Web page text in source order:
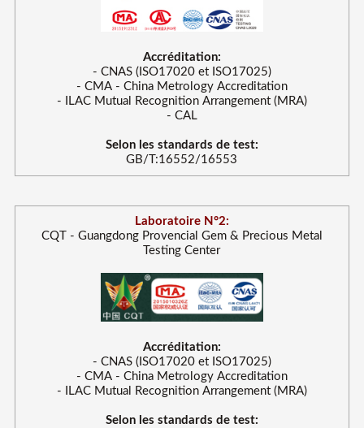
Accréditation:
- CNAS (ISO17020 et ISO17025)
- CMA - China Metrology Accreditation
- ILAC Mutual Recognition Arrangement (MRA)
- CAL
Selon les standards de test:
GB/T:16552/16553
Laboratoire N°2:
CQT - Guangdong Provencial Gem & Precious Metal
Testing Center
Accréditation:
- CNAS (ISO17020 et ISO17025)
- CMA - China Metrology Accreditation
- ILAC Mutual Recognition Arrangement (MRA)
Selon les standards de test: